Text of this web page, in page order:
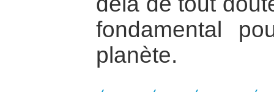
fondamental
planète.